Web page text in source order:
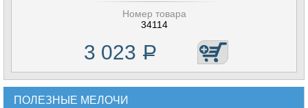
Номер товара
34114
3 023 Р
ПОЛЕЗНЫЕ МЕЛОЧИ